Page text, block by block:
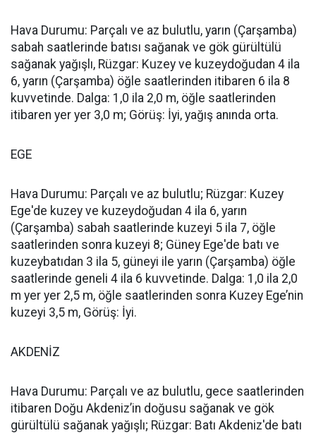
Hava Durumu: Parçalı ve az bulutlu, yarın (Çarşamba)
sabah saatlerinde batısı sağanak ve gök gürültülü
sağanak yağışlı, Rüzgar: Kuzey ve kuzeydoğudan 4 ila
6, yarın (Çarşamba) öğle saatlerinden itibaren 6 ila 8
kuvvetinde. Dalga: 1,0 ila 2,0 m, öğle saatlerinden
itibaren yer yer 3,0 m; Görüş: İyi, yağış anında orta.
EGE
Hava Durumu: Parçalı ve az bulutlu; Rüzgar: Kuzey
Ege'de kuzey ve kuzeydoğudan 4 ila 6, yarın
(Çarşamba) sabah saatlerinde kuzeyi 5 ila 7, öğle
saatlerinden sonra kuzeyi 8; Güney Ege'de batı ve
kuzeybatıdan 3 ila 5, güneyi ile yarın (Çarşamba) öğle
saatlerinde geneli 4 ila 6 kuvvetinde. Dalga: 1,0 ila 2,0
m yer yer 2,5 m, öğle saatlerinden sonra Kuzey Ege’nin
kuzeyi 3,5 m, Görüş: İyi.
AKDENİZ
Hava Durumu: Parçalı ve az bulutlu, gece saatlerinden
itibaren Doğu Akdeniz’in doğusu sağanak ve gök
gürültülü sağanak yağışlı; Rüzgar: Batı Akdeniz'de batı